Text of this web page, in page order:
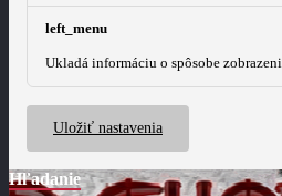
left_menu
Ukladá informáciu o spôsobe
Uložiť nastavenia
Hľadanie